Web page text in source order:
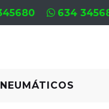
634
NEUMÁTICOS